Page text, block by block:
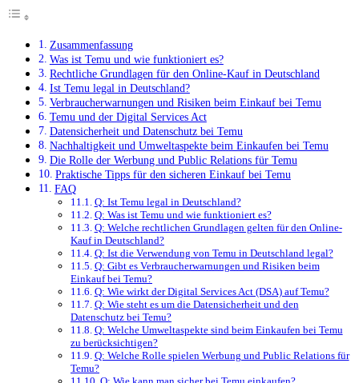
Zusammenfassung
Was ist Temu und wie funktioniert es?
Rechtliche Grundlagen für den Online-Kauf in Deutschland
Ist Temu legal in Deutschland?
Verbraucherwarnungen und Risiken beim Einkauf bei Temu
Temu und der Digital Services Act
Datensicherheit und Datenschutz bei Temu
Nachhaltigkeit und Umweltaspekte beim Einkaufen bei Temu
Die Rolle der Werbung und Public Relations für Temu
Praktische Tipps für den sicheren Einkauf bei Temu
FAQ
Q: Ist Temu legal in Deutschland?
Q: Was ist Temu und wie funktioniert es?
Q: Welche rechtlichen Grundlagen gelten für den Online-
Kauf in Deutschland?
Q: Ist die Verwendung von Temu in Deutschland legal?
Q: Gibt es Verbraucherwarnungen und Risiken beim
Einkauf bei Temu?
Q: Wie wirkt der Digital Services Act (DSA) auf Temu?
Q: Wie steht es um die Datensicherheit und den
Datenschutz bei Temu?
Q: Welche Umweltaspekte sind beim Einkaufen bei Temu
zu berücksichtigen?
Q: Welche Rolle spielen Werbung und Public Relations für
Temu?